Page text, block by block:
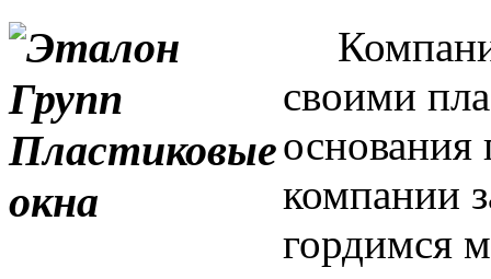
своими
основания
компании
гордимся